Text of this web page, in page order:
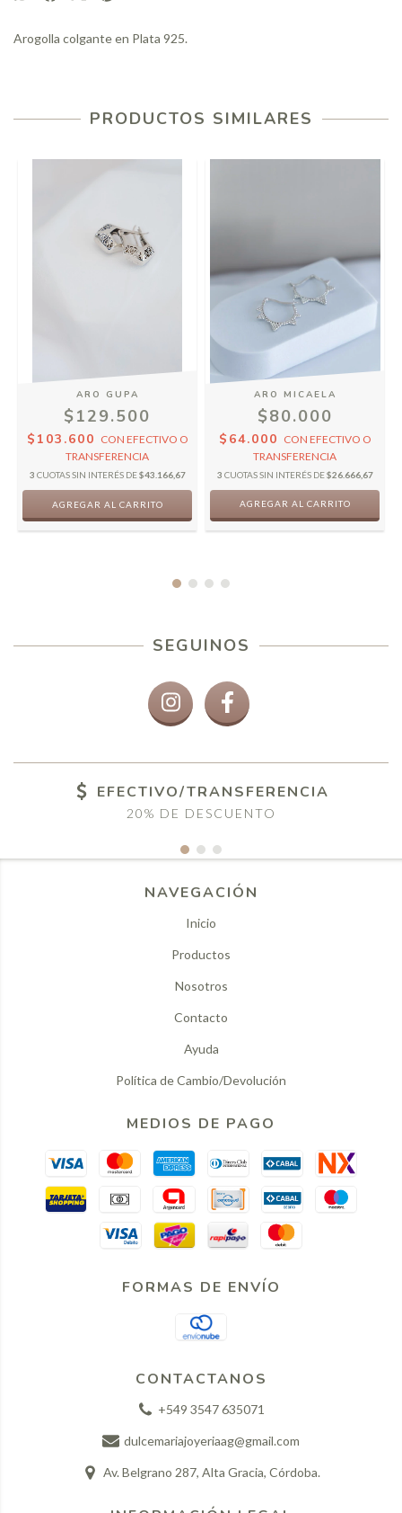
Arogolla colgante en Plata 925.
PRODUCTOS SIMILARES
ARO GUPA
$129.500
$103.600 CON EFECTIVO O
TRANSFERENCIA
3 CUOTAS SIN INTERÉS DE$43.166,67
ARO MICAELA
$80.000
$64.000 CON EFECTIVO O
TRANSFERENCIA
3 CUOTAS SIN INTERÉS DE$26.666,67
AGREGAR AL CARRITO
SEGUINOS
EFECTIVO/TRANSFERENCIA
20% DE DESCUENTO
NAVEGACIÓN
Inicio
Productos
Nosotros
Contacto
Ayuda
Política de Cambio/Devolución
MEDIOS DE PAGO
FORMAS DE ENVÍO
CONTACTANOS
+549 3547 635071
dulcemariajoyeriaag@gmail.com
Av. Belgrano 287, Alta Gracia, Córdoba.